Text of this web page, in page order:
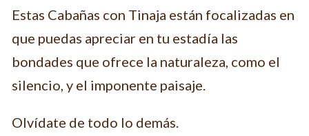
Estas Cabañas con Tinaja están focalizadas en
que puedas apreciar en tu estadía las
bondades que ofrece la naturaleza, como el
silencio, y el imponente paisaje.
Olvídate de todo lo demás.